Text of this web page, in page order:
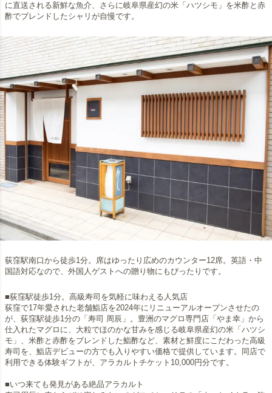
に直送される新鮮な魚介、さらに岐阜県産幻の米「ハツシモ」を米酢と赤
酢でブレンドしたシャリが自慢です。
荻窪駅南口から徒歩1分。席はゆったり広めのカウンター12席。英語・中
国語対応なので、外国人ゲストへの贈り物にもぴったりです。
■荻窪駅徒歩1分。高級寿司を気軽に味わえる人気店
荻窪で17年愛された老舗鮨店を2024年にリニューアルオープンさせたの
が、荻窪駅徒歩1分の「寿司 周辰」。豊洲のマグロ専門店「やま幸」から
仕入れたマグロに、大粒でほのかな甘みを感じる岐阜県産幻の米「ハツシ
モ」、米酢と赤酢をブレンドした鮨酢など、素材と鮮度にこだわった高級
寿司を、鮨店デビューの方でも入りやすい価格で提供しています。同店で
利用できる体験ギフトが、アラカルトチケット10,000円分です。
■いつ来ても発見がある絶品アラカルト